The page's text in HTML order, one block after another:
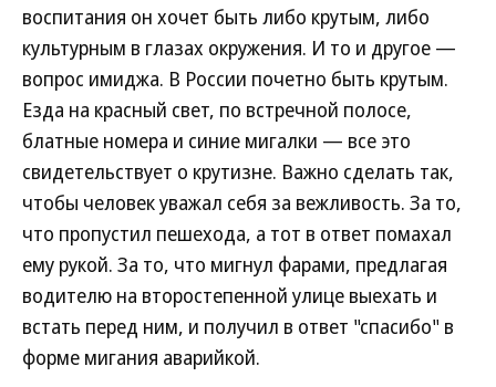
воспитания он хочет быть либо крутым, либо
культурным в глазах окружения. И то и другое —
вопрос имиджа. В России почетно быть крутым.
Езда на красный свет, по встречной полосе,
блатные номера и синие мигалки — все это
свидетельствует о крутизне. Важно сделать так,
чтобы человек уважал себя за вежливость. За то,
что пропустил пешехода, а тот в ответ помахал
ему рукой. За то, что мигнул фарами, предлагая
водителю на второстепенной улице выехать и
встать перед ним, и получил в ответ "спасибо" в
форме мигания аварийкой.